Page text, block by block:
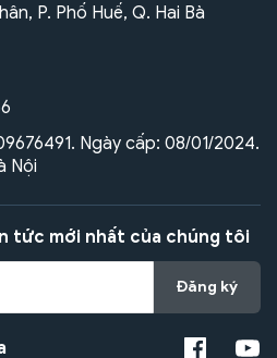
P. Phố Huế, Q. Hai Bà
Ngày cấp: 08/01/2024.
Nội
tức mới nhất của chúng tôi
Đăng ký